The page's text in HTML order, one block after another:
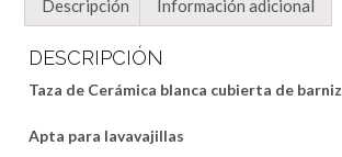
Descripción Información adicional
DESCRIPCIÓN
Taza de Cerámica blanca cubierta de barniz
Apta para lavavajillas